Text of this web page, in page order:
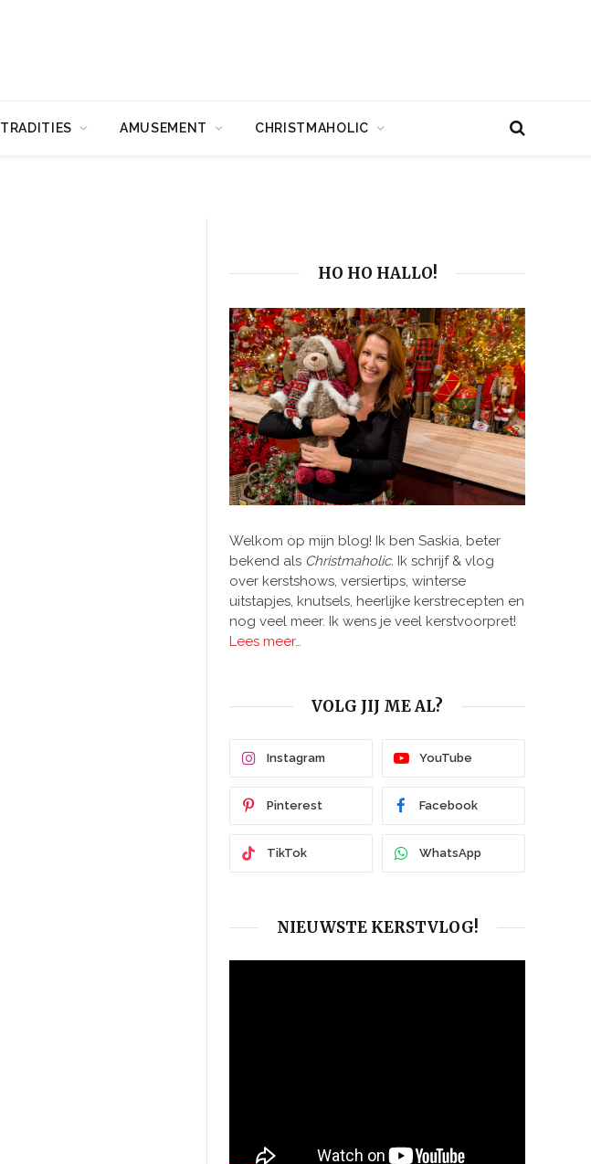
TRADITIES AMUSEMENT CHRISTMAHOLIC
HO HO HALLO!
Welkom op mijn blog! Ik ben Saskia, beter
bekend als Christmaholic. Ik schrijf & vlog
over kerstshows, versiertips, winterse
uitstapjes, knutsels, heerlijke kerstrecepten en
nog veel meer. Ik wens je veel kerstvoorpret!
Lees meer…
VOLG JIJ ME AL?
Instagram YouTube
Pinterest Facebook
TikTok WhatsApp
NIEUWSTE KERSTVLOG!